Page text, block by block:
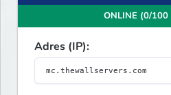
ONLINE (0/100
Adres (IP):